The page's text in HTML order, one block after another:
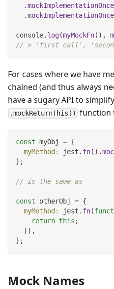
.mockImplementationOnce
.mockImplementationOnce
console. log(myMockFn( ) ,
// > 'first call',
For cases where we have
chained (and thus always
have a sugary API to
.mockReturnThis() function
const myObj = {
myMethod : jest . fn( ) .
} ;
// is the same as
const otherObj = {
myMethod : jest . fn(
return this ;
}) ,
} ;
Mock Names